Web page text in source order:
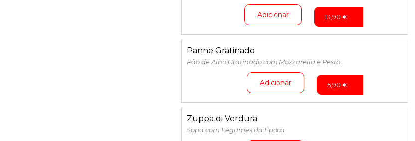
13,90 €
Adicionar
Panne Gratinado
Pão de Alho Gratinado com Mozzarella e Pesto
5,90 €
Adicionar
Zuppa di Verdura
Sopa com Legumes da Época